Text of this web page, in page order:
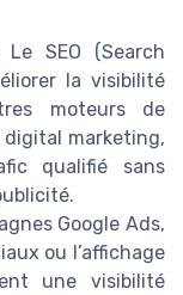
SEO (Search
la visibilité
moteurs de
digital marketing,
qualifié sans
Google Ads,
ou l’affichage
une visibilité